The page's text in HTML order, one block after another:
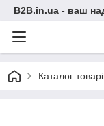
B2B.in.ua - ваш
Каталог